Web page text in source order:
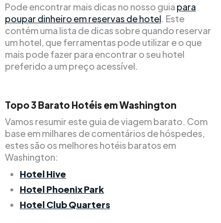
Pode encontrar mais dicas no nosso guia para
poupar dinheiro em reservas de hotel. Este
contém uma lista de dicas sobre quando reservar
um hotel, que ferramentas pode utilizar e o que
mais pode fazer para encontrar o seu hotel
preferido a um preço acessível.
Topo3 Barato Hotéis em Washington
Vamos resumir este guia de viagem barato. Com
base em milhares de comentários de hóspedes,
estes são os melhores hotéis baratos em
Washington:
Hotel Hive
Hotel Phoenix Park
Hotel Club Quarters